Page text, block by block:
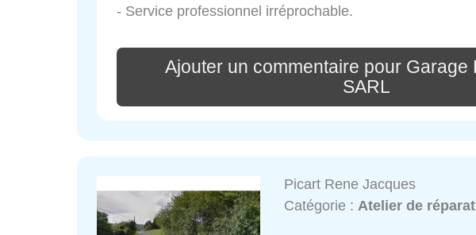
- Service professionnel irréprochable.
Ajouter un commentaire pour Garage
SARL
Picart Rene Jacques
Catégorie : Atelier de